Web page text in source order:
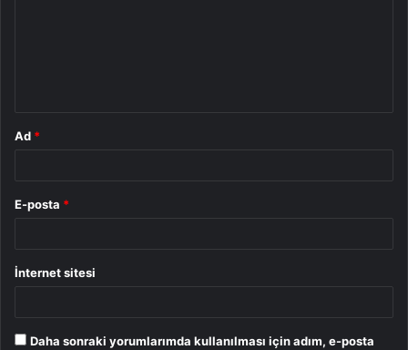
Ad *
E-posta *
İnternet sitesi
Daha sonraki yorumlarımda kullanılması için adım, e-posta